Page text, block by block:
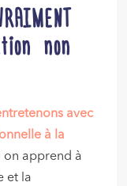
non
avec
à la
on apprend à
et la